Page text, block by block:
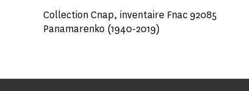
Collection Cnap, inventaire Fnac 92085
Panamarenko (1940-2019)